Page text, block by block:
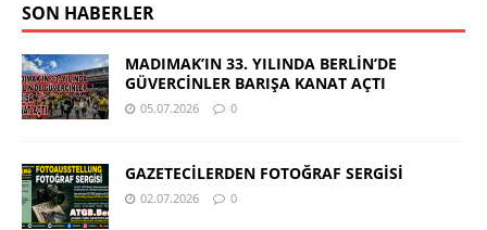
SON HABERLER
MADIMAK’IN 33. YILINDA BERLİN’DE
GÜVERCİNLER BARIŞA KANAT AÇTI
05.07.2026 0
GAZETECİLERDEN FOTOĞRAF SERGİSİ
02.07.2026 0